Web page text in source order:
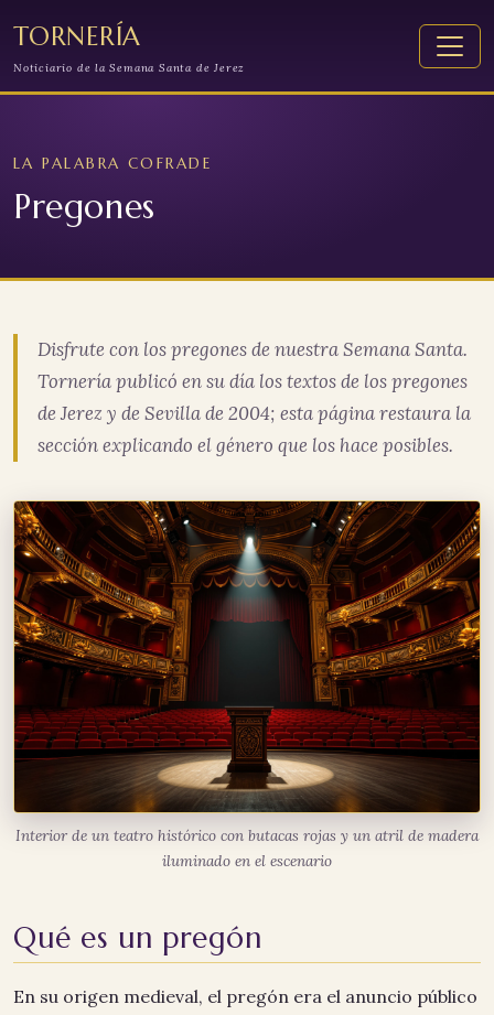
TORNERÍA
Noticiario de la Semana Santa de Jerez
LA PALABRA COFRADE
Pregones
Disfrute con los pregones de nuestra Semana Santa.
Tornería publicó en su día los textos de los pregones
de Jerez y de Sevilla de 2004; esta página restaura la
sección explicando el género que los hace posibles.
Interior de un teatro histórico con butacas rojas y un atril de madera
iluminado en el escenario
Qué es un pregón
En su origen medieval, el pregón era el anuncio público